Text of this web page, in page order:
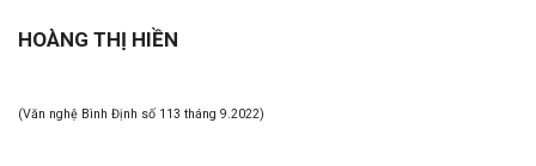
HOÀNG THỊ HIỀN
(Văn nghệ Bình Định số 113 tháng 9.2022)